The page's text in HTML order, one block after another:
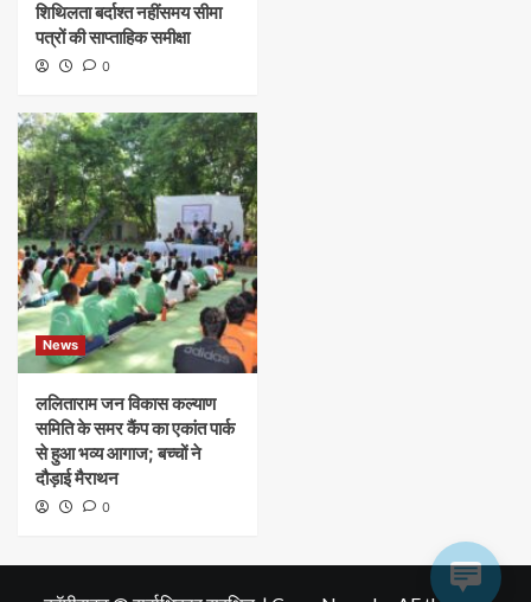
शिथिलता बर्दाश्त नहींसमय सीमा
पत्रों की साप्ताहिक समीक्षा
0
News
ललिताराम जन विकास कल्याण
समिति के समर कैंप का एकांत पार्क
से हुआ भव्य आगाज; बच्चों ने
दौड़ाई मैराथन
0